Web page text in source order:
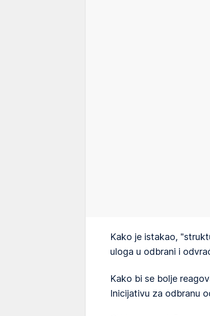
Kako je istakao,
uloga u odbrani i
Kako bi se bolje
Inicijativu za odbranu